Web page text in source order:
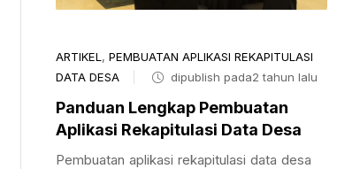
ARTIKEL , PEMBUATAN APLIKASI REKAPITULASI
DATA DESA
dipublish pada2 tahun lalu
Panduan Lengkap Pembuatan
Aplikasi Rekapitulasi Data Desa
Pembuatan aplikasi rekapitulasi data desa